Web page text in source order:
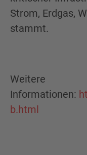
Strom, Erdgas,
stammt.
Weitere
Informationen:
b.html